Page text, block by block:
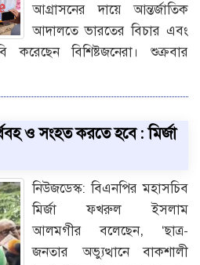
আগ্রাসনের দায়ে আন্তর্জাতিক
আদালতে ভারতের বিচার এবং
করেছেন বিশিষ্টজনেরা। শুক্রবার
ও সংহত করতে হবে : মির্জা
নিউজডেস্ক: বিএনপির মহাসচিব
মির্জা ফখরুল ইসলাম
আলমগীর বলেছেন, ‘ছাত্র-
জনতার অভ্যুত্থানে বাকশালী